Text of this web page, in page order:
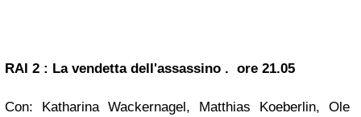
RAI 2 : La vendetta dell'assassino . ore 21.05
Con: Katharina Wackernagel, Matthias Koeberlin, Ole